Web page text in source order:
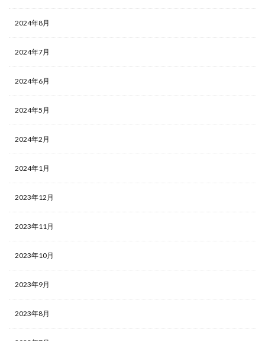
2024年8月
2024年7月
2024年6月
2024年5月
2024年2月
2024年1月
2023年12月
2023年11月
2023年10月
2023年9月
2023年8月